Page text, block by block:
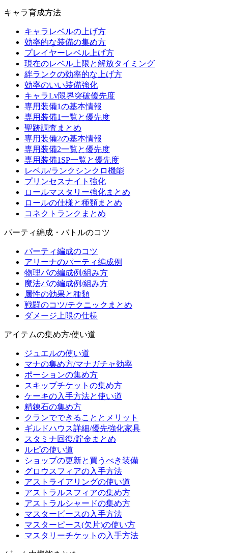
キャラ育成方法
キャラレベルの上げ方
効率的な装備の集め方
プレイヤーレベル上げ方
現在のレベル上限と解放タイミング
絆ランクの効率的な上げ方
効率のいい装備強化
キャラLv限界突破優先度
専用装備1の基本情報
専用装備1一覧と優先度
聖跡調査まとめ
専用装備2の基本情報
専用装備2一覧と優先度
専用装備1SP一覧と優先度
レベル/ランクシンクロ機能
プリンセスナイト強化
ロールマスタリー強化まとめ
ロールの仕様と種類まとめ
コネクトランクまとめ
パーティ編成・バトルのコツ
パーティ編成のコツ
アリーナのパーティ編成例
物理パの編成例/組み方
魔法パの編成例/組み方
属性の効果と種類
戦闘のコツ/テクニックまとめ
ダメージ上限の仕様
アイテムの集め方/使い道
ジュエルの使い道
マナの集め方/マナガチャ効率
ポーションの集め方
スキップチケットの集め方
ケーキの入手方法と使い道
精錬石の集め方
クランでできることとメリット
ギルドハウス詳細/優先強化家具
スタミナ回復/貯金まとめ
ルピの使い道
ショップの更新と買うべき装備
グロウスフィアの入手方法
アストライアリングの使い道
アストラルスフィアの集め方
アストラルシャードの集め方
マスターピースの入手方法
マスターピース(欠片)の使い方
マスタリーチケットの入手方法